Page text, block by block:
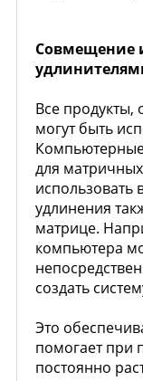
Совмещение
Все продукты,
могут быть
для
использовать
удлинения
матрице.
компьютера
создать
Это
помогает при
постоянно